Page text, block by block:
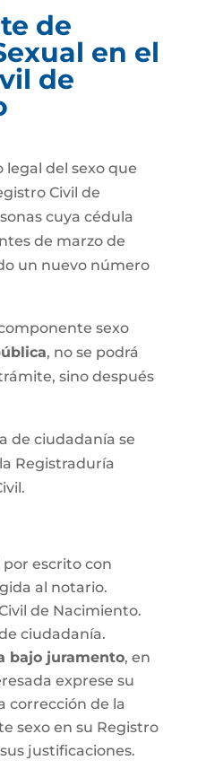
de
en el
de
legal del sexo que
Civil de
cuya cédula
de marzo de
un nuevo número
sexo
, no se podrá
sino después
de ciudadanía se
Registraduría
escrito con
al notario.
de Nacimiento.
ciudadanía.
bajo juramento, en
exprese su
corrección de la
sexo en su Registro
justificaciones.